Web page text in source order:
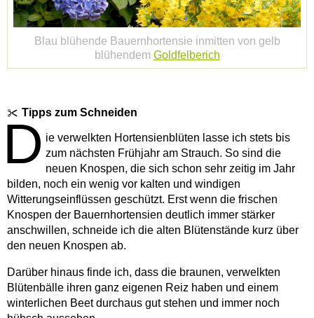
Blau blühende Bauernhortensie inmitten von gelb
blühendem Goldfelberich
Tipps zum Schneiden
D ie verwelkten Hortensienblüten lasse ich stets bis
zum nächsten Frühjahr am Strauch. So sind die
neuen Knospen, die sich schon sehr zeitig im Jahr
bilden, noch ein wenig vor kalten und windigen
Witterungseinflüssen geschützt. Erst wenn die frischen
Knospen der Bauernhortensien deutlich immer stärker
anschwillen, schneide ich die alten Blütenstände kurz über
den neuen Knospen ab.
Darüber hinaus finde ich, dass die braunen, verwelkten
Blütenbälle ihren ganz eigenen Reiz haben und einem
winterlichen Beet durchaus gut stehen und immer noch